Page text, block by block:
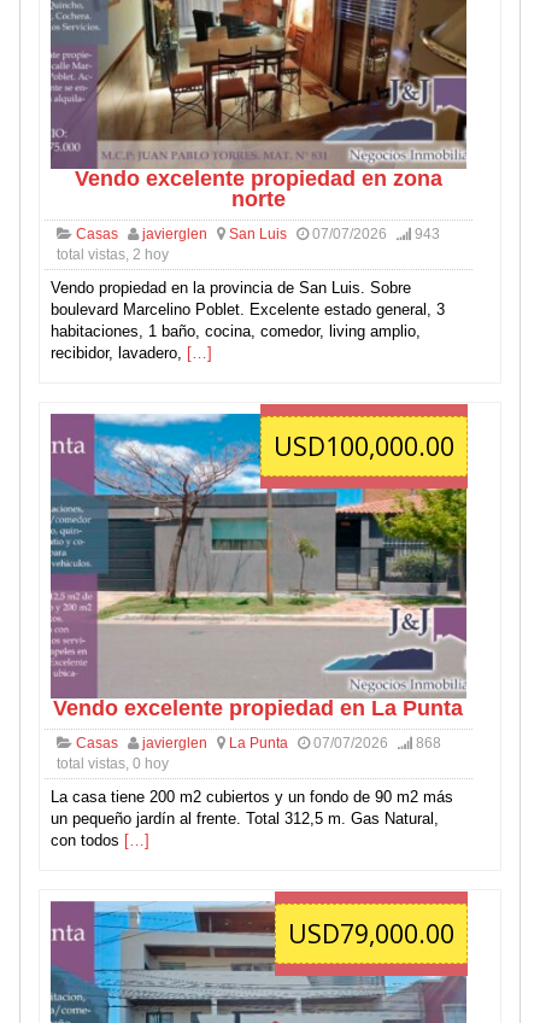
Vendo excelente propiedad en zona
norte
Casas javierglen San Luis 07/07/2026
943
total vistas, 2 hoy
Vendo propiedad en la provincia de San Luis. Sobre
boulevard Marcelino Poblet. Excelente estado general, 3
habitaciones, 1 baño, cocina, comedor, living amplio,
recibidor, lavadero, […]
USD100,000.00
Vendo excelente propiedad en La Punta
Casas javierglen La Punta 07/07/2026
868
total vistas, 0 hoy
La casa tiene 200 m2 cubiertos y un fondo de 90 m2 más
un pequeño jardín al frente. Total 312,5 m. Gas Natural,
con todos […]
USD79,000.00